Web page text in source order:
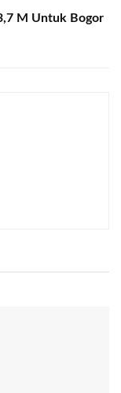
M Untuk Bogor